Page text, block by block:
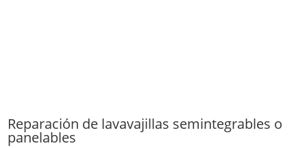
Reparación de lavavajillas semintegrables o
panelables